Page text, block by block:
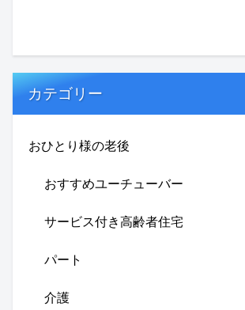
カテゴリー
おひとり様の老後
おすすめユーチューバー
サービス付き高齢者住宅
パート
介護